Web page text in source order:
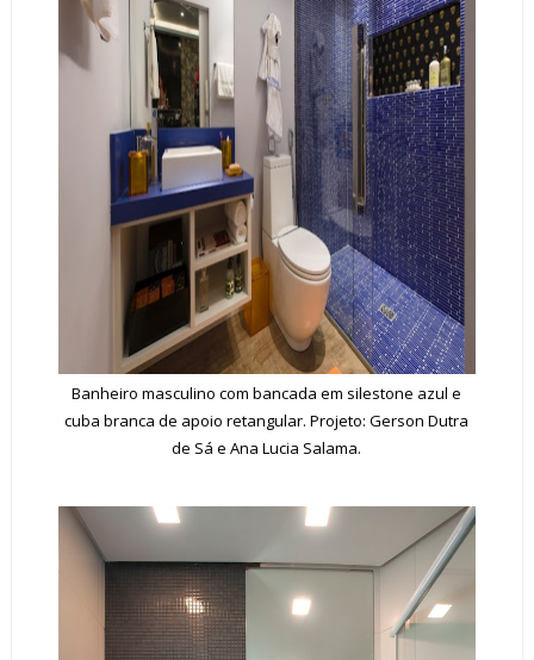
Banheiro masculino com bancada em silestone azul e
cuba branca de apoio retangular. Projeto: Gerson Dutra
de Sá e Ana Lucia Salama.